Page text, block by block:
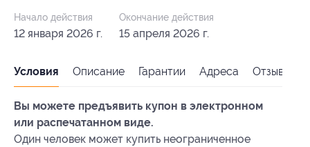
Начало действия
12 января 2026 г.
Окончание действия
15 апреля 2026 г.
Условия Описание Гарантии Адреса Отзывы
Вы можете предъявить купон в электронном
или распечатанном виде.
Один человек может купить неограниченное